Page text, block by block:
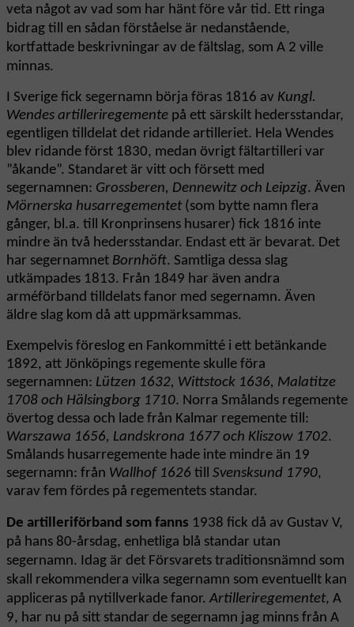
veta något av vad som har hänt före vår tid. Ett ringa
bidrag till en sådan förståelse är nedanstående,
kortfattade beskrivningar av de fältslag, som A 2 ville
minnas.
I Sverige fick segernamn börja föras 1816 av Kungl.
Wendes artilleriregemente på ett särskilt hedersstandar,
egentligen tilldelat det ridande artilleriet. Hela Wendes
blev ridande först 1830, medan övrigt fältartilleri var
”åkande”. Standaret är vitt och försett med
segernamnen: Grossberen, Dennewitz och Leipzig. Även
Mörnerska husarregementet(som bytte namn flera
gånger, bl.a. till Kronprinsens husarer) fick 1816 inte
mindre än två hedersstandar. Endast ett är bevarat. Det
har segernamnet Bornhöft. Samtliga dessa slag
utkämpades 1813. Från 1849 har även andra
arméförband tilldelats fanor med segernamn. Även
äldre slag kom då att uppmärksammas.
Exempelvis föreslog en Fankommitté i ett betänkande
1892, att Jönköpings regemente skulle föra
segernamnen: Lützen 1632, Wittstock 1636, Malatitze
1708 och Hälsingborg 1710. Norra Smålands regemente
övertog dessa och lade från Kalmar regemente till:
Warszawa 1656, Landskrona 1677 och Kliszow 1702.
Smålands husarregemente hade inte mindre än 19
segernamn: från Wallhof 1626 till Svensksund 1790,
varav fem fördes på regementets standar.
De artilleriförband som fanns 1938 fick då av Gustav V,
på hans 80-årsdag, enhetliga blå standar utan
segernamn. Idag är det Försvarets traditionsnämnd som
skall rekommendera vilka segernamn som eventuellt kan
appliceras på nytillverkade fanor.Artilleriregementet, A
9, har nu på sitt standar de segernamn jag minns från A